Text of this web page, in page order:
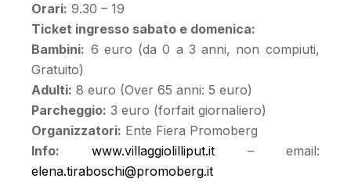
Orari: 9.30 – 19
Ticket ingresso sabato e domenica:
Bambini: 6 euro (da 0 a 3 anni, non compiuti,
Gratuito)
Adulti: 8 euro (Over 65 anni: 5 euro)
Parcheggio: 3 euro (forfait giornaliero)
Organizzatori: Ente Fiera Promoberg
Info:
www.villaggiolilliput.it – email:
elena.tiraboschi@promoberg.it